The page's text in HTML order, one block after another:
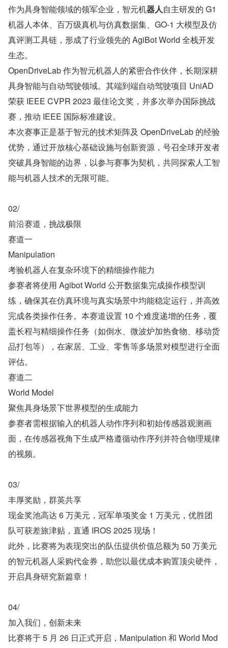
作为具身智能领域的领军企业，智元机器人自主研发的 G1
机器人本体、百万级真机与仿真数据集、GO-1 大模型及仿
真评测工具链，形成了行业领先的 AgiBot World 全栈开发
生态。
OpenDriveLab 作为智元机器人的紧密合作伙伴，长期深耕
具身智能与自动驾驶领域。其端到端自动驾驶项目 UniAD
荣获 IEEE CVPR 2023 最佳论文奖，并多次举办国际挑战
赛，推动 IEEE 国际标准建设。
本次赛事正是基于智元的技术矩阵及 OpenDriveLab 的经验
优势，通过开放核心基础设施与创新资源，号召全球开发者
突破具身智能的边界，以参与赛事为契机，共同探索人工智
能与机器人技术的无限可能。
02/
前沿赛道，挑战极限
赛道一
Manipulation
考验机器人在复杂环境下的精细操作能力
参赛者将使用 Agibot World 公开数据集完成操作模型训
练，确保其在仿真环境与真实场景中均能稳定运行，并高效
完成各类操作任务。本赛道设置 10 个难度递增的任务，覆
盖长程与精细操作任务（如倒水、微波炉加热食物、移动货
品打包等），在家居、工业、零售等多场景对模型进行全面
评估。
赛道二
World Model
聚焦具身场景下世界模型的生成能力
参赛者需根据输入的机器人动作序列和初始传感器观测画
面，在传感器视角下生成严格遵循动作序列并符合物理规律
的视频。
03/
丰厚奖励，群英共享
现金奖池高达 6 万美元，冠军单项奖金 1 万美元，优胜团
队可获差旅津贴，直通 IROS 2025 现场！
此外，比赛将为表现突出的队伍提供价值总额为 50 万美元
的智元机器人采购代金券，助您以最优成本购置顶尖硬件，
开启具身研究新篇章！
04/
加入我们，创新未来
比赛将于 5 月 26 日正式开启，Manipulation 和 World Mod